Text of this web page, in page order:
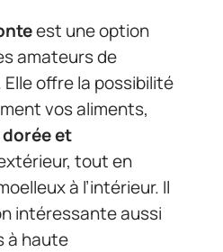
est une option
amateurs de
Elle offre la possibilité
vos aliments,
et
tout en
à l’intérieur. Il
intéressante aussi
à haute